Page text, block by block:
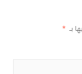
بـ *